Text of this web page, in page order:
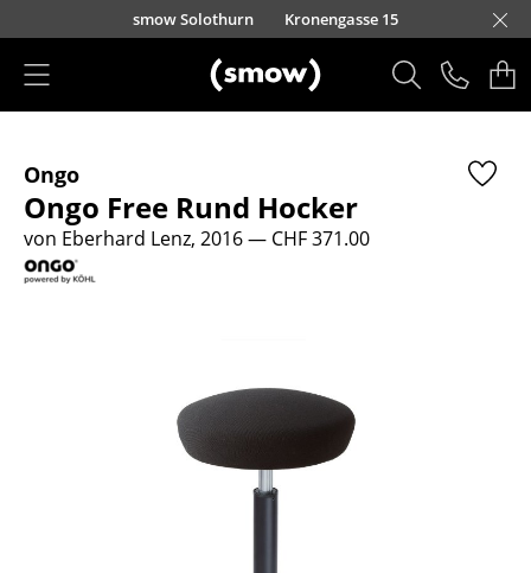
Direkt zum Inhaltsmow Solothurn Kronengasse 15
Sitzmöbel
Esszimmerstühle
Sofas
Ongo
Ongo Free Rund Hocker
von Eberhard Lenz, 2016— CHF 371.00